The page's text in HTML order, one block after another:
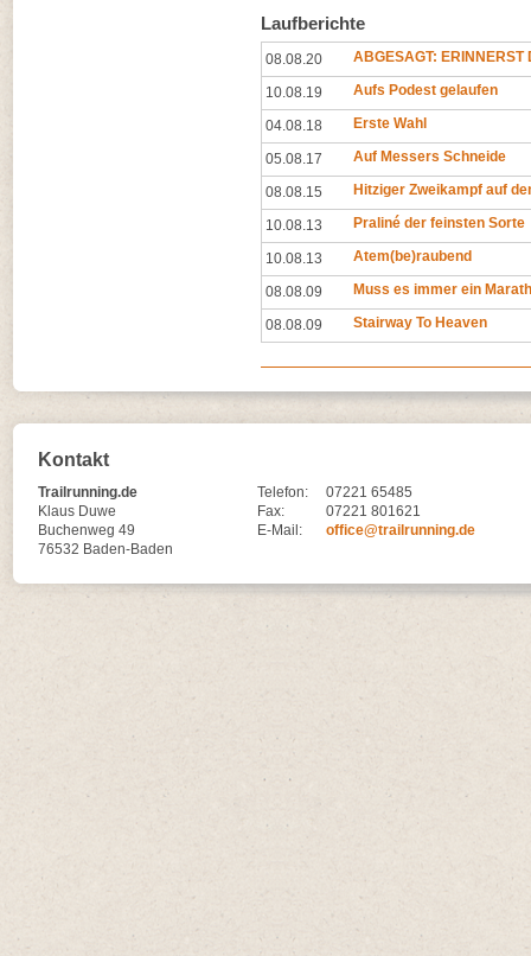
Laufberichte
08.08.20 ABGESAGT: ERINNERST
10.08.19 Aufs Podest gelaufen
04.08.18 Erste Wahl
05.08.17 Auf Messers Schneide
08.08.15 Hitziger Zweikampf auf
10.08.13 Praliné der feinsten Sorte
10.08.13 Atem(be)raubend
08.08.09 Muss es immer ein
08.08.09 Stairway To Heaven
Kontakt
Trailrunning.de
Klaus Duwe
Buchenweg 49
76532 Baden-Baden
Telefon:
07221 65485
Fax:
07221 801621
E-Mail:
office@trailrunning.de